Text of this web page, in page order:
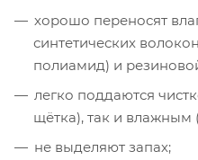
хорошо переносят
синтетических
полиамид) и
легко поддаются
щётка), так и
не выделяют запах;